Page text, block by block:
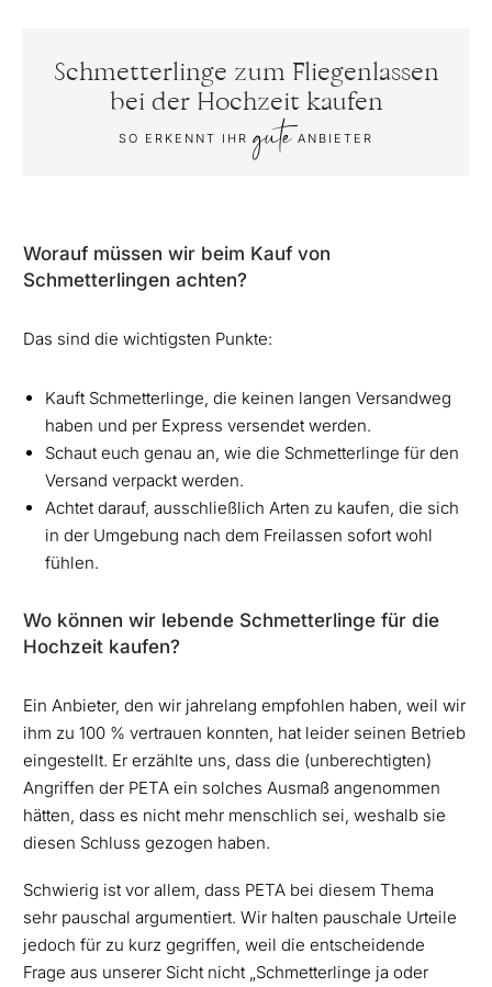
Schmetterlinge zum Fliegenlassen
bei der Hochzeit kaufen
SO ERKENNT IHRgute ANBIETER
Worauf müssen wir beim Kauf von
Schmetterlingen achten?
Das sind die wichtigsten Punkte:
Kauft Schmetterlinge, die keinen langen Versandweg
haben und per Express versendet werden.
Schaut euch genau an, wie die Schmetterlinge für den
Versand verpackt werden.
Achtet darauf, ausschließlich Arten zu kaufen, die sich
in der Umgebung nach dem Freilassen sofort wohl
fühlen.
Wo können wir lebende Schmetterlinge für die
Hochzeit kaufen?
Ein Anbieter, den wir jahrelang empfohlen haben, weil wir
ihm zu 100 % vertrauen konnten, hat leider seinen Betrieb
eingestellt. Er erzählte uns, dass die (unberechtigten)
Angriffen der PETA ein solches Ausmaß angenommen
hätten, dass es nicht mehr menschlich sei, weshalb sie
diesen Schluss gezogen haben.
Schwierig ist vor allem, dass PETA bei diesem Thema
sehr pauschal argumentiert. Wir halten pauschale Urteile
jedoch für zu kurz gegriffen, weil die entscheidende
Frage aus unserer Sicht nicht „Schmetterlinge ja oder